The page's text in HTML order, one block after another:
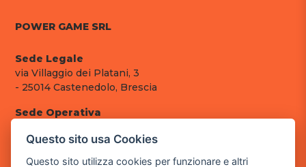
POWER GAME SRL
Sede Legale
via Villaggio dei Platani, 3
- 25014 Castenedolo, Brescia
Sede Operativa
Questo sito usa Cookies
Questo sito utilizza cookies per funzionare e altri